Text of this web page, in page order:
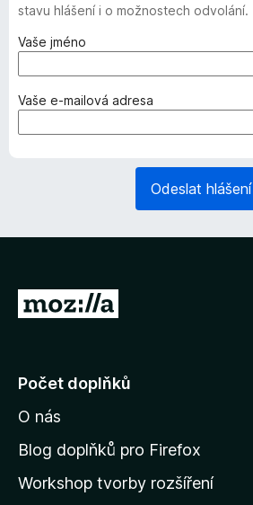
stavu hlášení i o možnostech odvolání.
Vaše jméno
y
ž
d
Vaše e-mailová adresa
y
d
o
Odeslat hlášení
P
j
t
n
d
Počet doplňků
O nás
Blog doplňků pro Firefox
Workshop tvorby rozšíření